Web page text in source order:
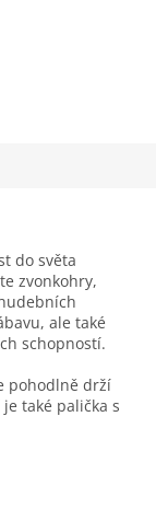
do světa
zvonkohry,
ale také
schopností.
pohodlně drží
také palička s